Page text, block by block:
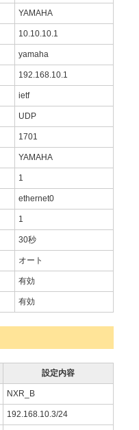
YAMAHA
10.10.10.1
yamaha
192.168.10.1
ietf
UDP
1701
YAMAHA
1
ethernet0
1
30秒
オート
有効
有効
設定内容
NXR_B
192.168.10.3/24